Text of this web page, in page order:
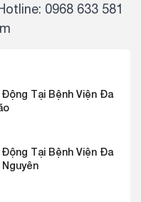
0968 633 581
Động Tại Bệnh Viện Đa
Động Tại Bệnh Viện Đa